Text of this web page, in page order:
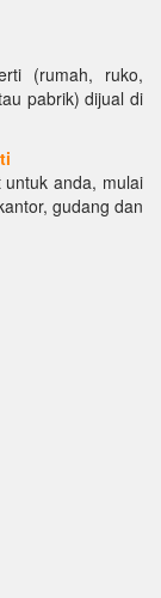
(rumah, ruko,
pabrik) dijual di
anda, mulai
gudang dan